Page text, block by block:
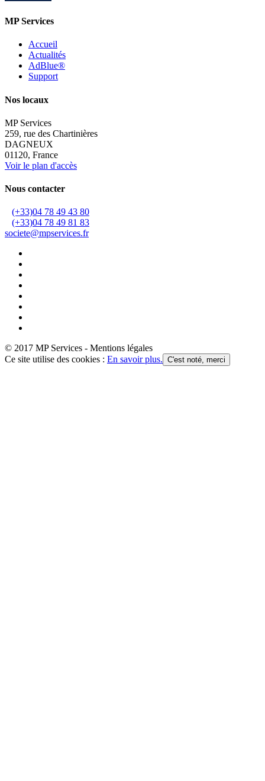
MP Services
Accueil
Actualités
AdBlue®
Support
Nos locaux
MP Services
259, rue des Chartinières
DAGNEUX
01120, France
Voir le plan d'accès
Nous contacter
(+33)04 78 49 43 80
(+33)04 78 49 81 83
societe@mpservices.fr
© 2017 MP Services - Mentions légales
Ce site utilise des cookies : En savoir plus. C'est noté, merci